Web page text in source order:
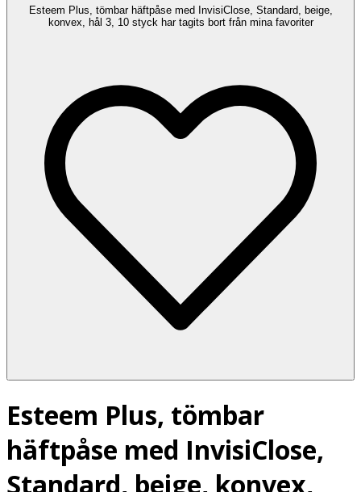
Esteem Plus, tömbar häftpåse med InvisiClose, Standard, beige,
konvex, hål 3, 10 styck har tagits bort från mina favoriter
Esteem Plus, tömbar
häftpåse med InvisiClose,
Standard, beige, konvex,